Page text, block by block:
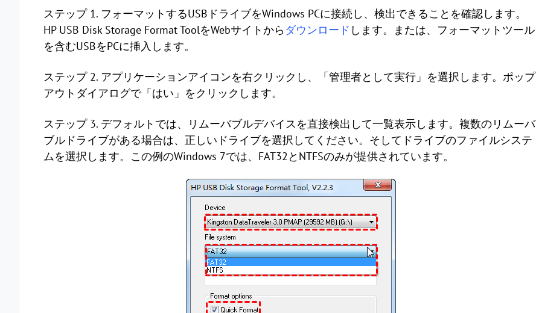
ステップ 1. フォーマットするUSBドライブをWindows PCに接続し、検出できることを確認します。
HP USB Disk Storage Format ToolをWebサイトからダウンロード します。または、フォーマットツール
を含むUSBをPCに挿入します。
ステップ 2. アプリケーションアイコンを右クリックし、「管理者として実行」を選択します。ポップ
アウトダイアログで「はい」をクリックします。
ステップ 3. デフォルトでは、リムーバブルデバイスを直接検出して一覧表示します。複数のリムーバ
ブルドライブがある場合は、正しいドライブを選択してください。そしてドライブのファイルシステ
ムを選択します。この例のWindows 7では、FAT32とNTFSのみが提供されています。